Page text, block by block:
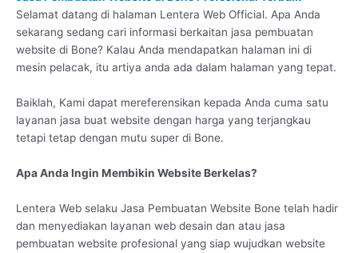
Selamat datang di halaman Lentera Web Official. Apa Anda
sekarang sedang cari informasi berkaitan jasa pembuatan
website di Bone? Kalau Anda mendapatkan halaman ini di
mesin pelacak, itu artiya anda ada dalam halaman yang tepat.
Baiklah, Kami dapat mereferensikan kepada Anda cuma satu
layanan jasa buat website dengan harga yang terjangkau
tetapi tetap dengan mutu super di Bone.
Apa Anda Ingin Membikin Website Berkelas?
Lentera Web selaku Jasa Pembuatan Website Bone telah hadir
dan menyediakan layanan web desain dan atau jasa
pembuatan website profesional yang siap wujudkan website